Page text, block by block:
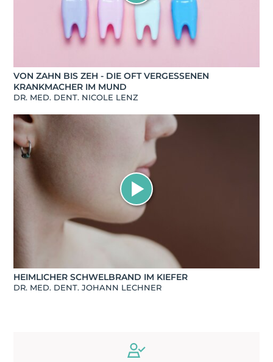
VON ZAHN BIS ZEH - DIE OFT VERGESSENEN
KRANKMACHER IM MUND
DR. MED. DENT. NICOLE LENZ
HEIMLICHER SCHWELBRAND IM KIEFER
DR. MED. DENT. JOHANN LECHNER